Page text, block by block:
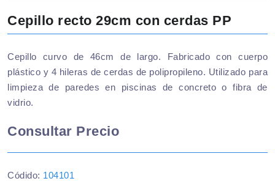
Cepillo recto 29cm con cerdas PP
Cepillo curvo de 46cm de largo. Fabricado con cuerpo
plástico y 4 hileras de cerdas de polipropileno. Utilizado para
limpieza de paredes en piscinas de concreto o fibra de
vidrio.
Consultar Precio
Códido: 104101